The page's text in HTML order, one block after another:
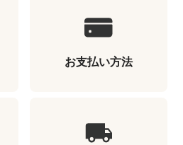
お支払い方法